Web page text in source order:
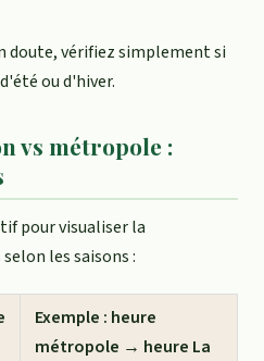
doute, vérifiez simplement si
ou d'hiver.
vs métropole :
pour visualiser la
les saisons :
Exemple : heure
métropole → heure La